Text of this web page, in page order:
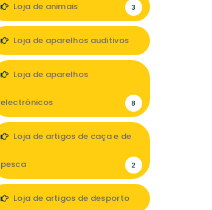
Loja de animais 3
Loja de aparelhos auditivos
Loja de aparelhos
electrónicos 8
Loja de artigos de caça e de
pesca 2
Loja de artigos de desporto